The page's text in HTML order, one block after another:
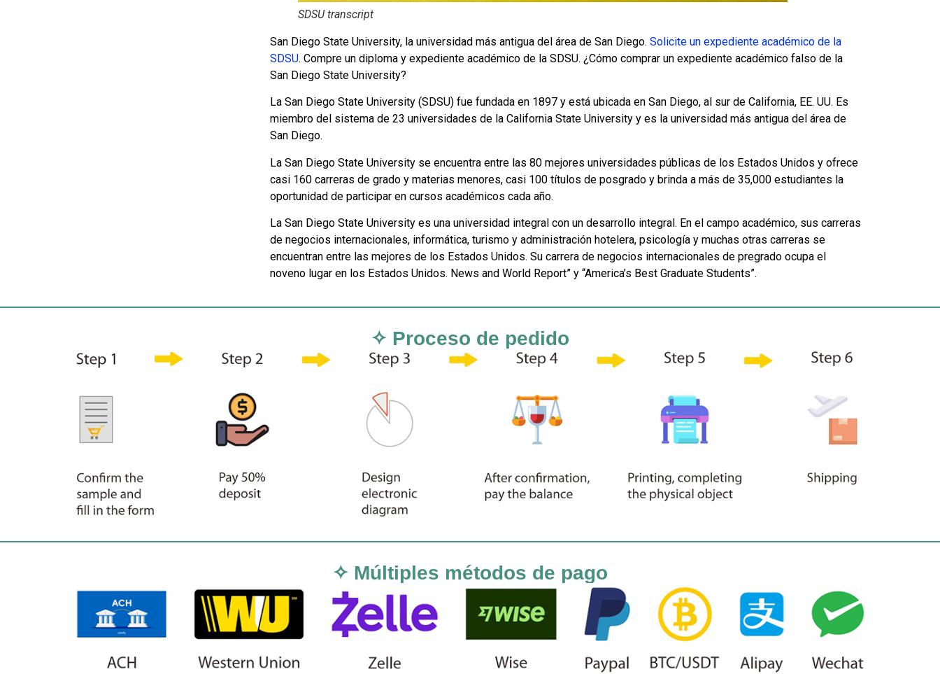
SDSU transcript
San Diego State University, la universidad más antigua del área de San Diego. Solicite un expediente académico de la
SDSU. Compre un diploma y expediente académico de la SDSU. ¿Cómo comprar un expediente académico falso de la
San Diego State University?
La San Diego State University (SDSU) fue fundada en 1897 y está ubicada en San Diego, al sur de California, EE. UU. Es
miembro del sistema de 23 universidades de la California State University y es la universidad más antigua del área de
San Diego.
La San Diego State University se encuentra entre las 80 mejores universidades públicas de los Estados Unidos y ofrece
casi 160 carreras de grado y materias menores, casi 100 títulos de posgrado y brinda a más de 35,000 estudiantes la
oportunidad de participar en cursos académicos cada año.
La San Diego State University es una universidad integral con un desarrollo integral. En el campo académico, sus carreras
de negocios internacionales, informática, turismo y administración hotelera, psicología y muchas otras carreras se
encuentran entre las mejores de los Estados Unidos. Su carrera de negocios internacionales de pregrado ocupa el
noveno lugar en los Estados Unidos. News and World Report” y “America’s Best Graduate Students”.
✧ Proceso de pedido
✧ Múltiples métodos de pago